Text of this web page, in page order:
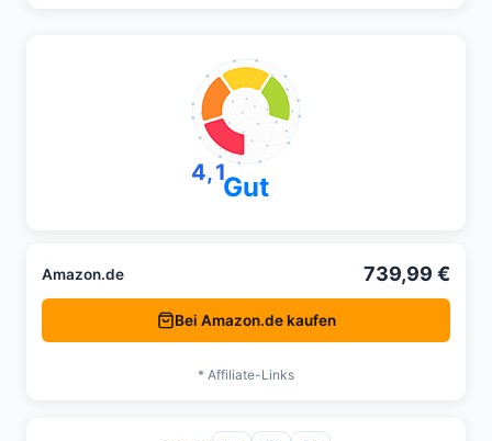
4,1Gut
Amazon.de 739,99 €
Bei Amazon.de kaufen
* Affiliate-Links